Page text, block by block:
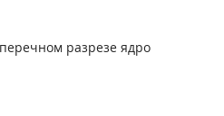
разрезе ядро